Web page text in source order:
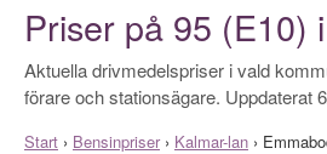
Priser på 95 (E10)
Aktuella drivmedelspriser i vald
förare och stationsägare. Uppdaterat
Start › Bensinpriser› Kalmar-lan ›